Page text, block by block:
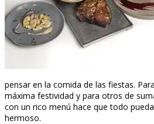
pensar en la comida de las fiestas.
máxima festividad y para otros de
con un rico menú hace que todo
hermoso.